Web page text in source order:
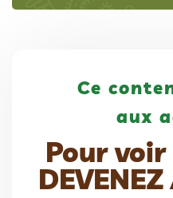
Ce
aux
Pour